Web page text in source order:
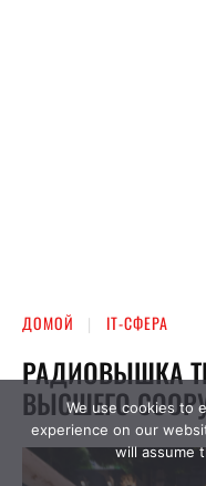
We use cookies to
experience on our
will assume